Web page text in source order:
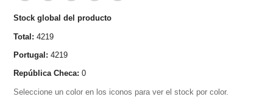
Stock global del producto
Total: 4219
Portugal: 4219
República Checa: 0
Seleccione un color en los iconos para ver el stock por color.